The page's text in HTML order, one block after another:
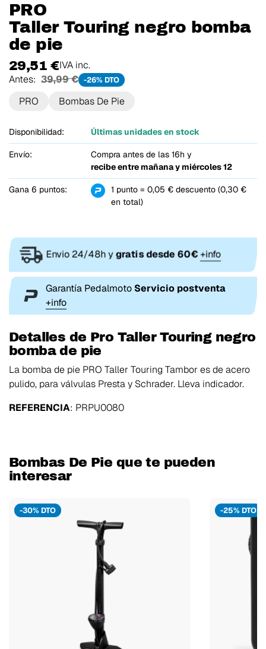
PRO
Taller Touring negro bomba
de pie
29,51 €IVA inc.
Antes: 39,99 € -26% DTO
PRO Bombas De Pie
Disponibilidad: Últimas unidades en stock
Envío:
Compra antes de las 16h y
recibe entre mañana y miércoles 12
Gana 6 puntos:
1 punto = 0,05 € descuento (0,30 €
en total)
Envio 24/48h ygratis desde 60€+info
Garantía Pedalmoto Servicio postventa
+info
Detalles de Pro Taller Touring negro
bomba de pie
La bomba de pie PRO Taller Touring Tambor es de acero
pulido, para válvulas Presta y Schrader. Lleva indicador.
REFERENCIA: PRPU0080
Bombas De Pie que te pueden
interesar
-30% DTO -25% DTO